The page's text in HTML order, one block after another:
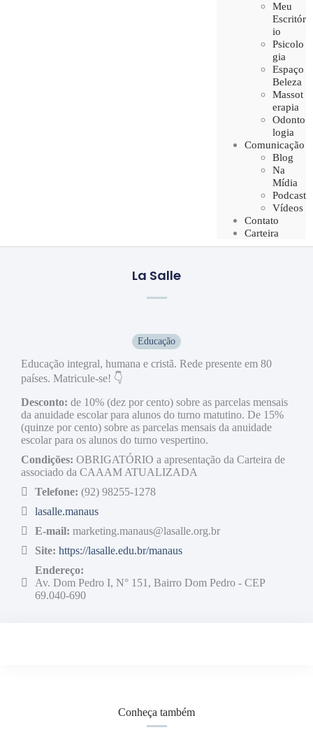
Meu
Escritór
io
Psicolo
gia
Espaço
Beleza
Massot
erapia
Odonto
logia
Comunicação
Blog
Na
Mídia
Podcast
Vídeos
Contato
Carteira
La Salle
Educação
Educação integral, humana e cristã. Rede presente em 80
países. Matricule-se! 👇
Desconto: de 10% (dez por cento) sobre as parcelas mensais
da anuidade escolar para alunos do turno matutino. De 15%
(quinze por cento) sobre as parcelas mensais da anuidade
escolar para os alunos do turno vespertino.
Condições: OBRIGATÓRIO a apresentação da Carteira de
associado da CAAAM ATUALIZADA
Telefone: (92) 98255-1278
lasalle.manaus
E-mail: marketing.manaus@lasalle.org.br
Site: https://lasalle.edu.br/manaus
Endereço:
Av. Dom Pedro I, N° 151, Bairro Dom Pedro - CEP
69.040-690
Conheça também